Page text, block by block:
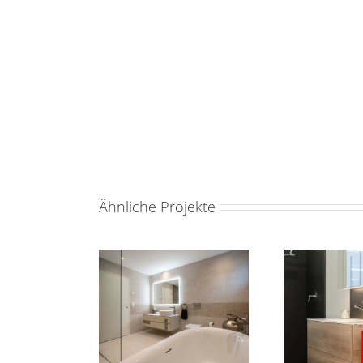
Ähnliche Projekte
Bad 13